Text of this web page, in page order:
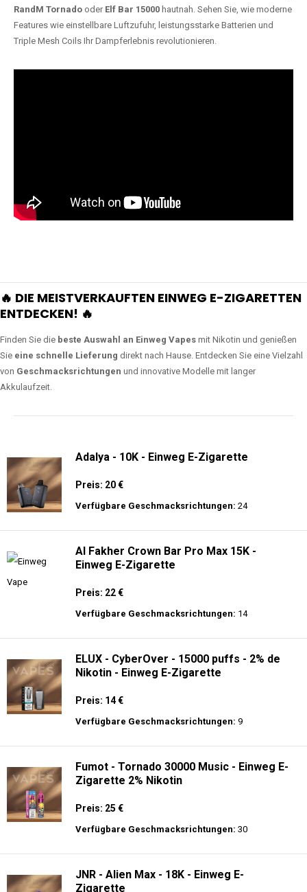
RandM Tornado oder Elf Bar 15000 hautnah. Sehen Sie, wie moderne
Features wie einstellbare Luftzufuhr, leistungsstarke Batterien und
Triple Mesh Coils Ihr Dampferlebnis revolutionieren.
🔥 DIE MEISTVERKAUFTEN EINWEG E-ZIGARETTEN
ENTDECKEN! 🔥
Finden Sie die beste Auswahl an Einweg Vapes mit Nikotin und genießen
Sie eine schnelle Lieferung direkt nach Hause. Entdecken Sie eine Vielzahl
von Geschmacksrichtungen und innovative Modelle mit langer
Akkulaufzeit.
Adalya - 10K - Einweg E-Zigarette
Preis: 20 €
Verfügbare Geschmacksrichtungen: 24
Al Fakher Crown Bar Pro Max 15K -
Einweg E-Zigarette
Preis: 22 €
Verfügbare Geschmacksrichtungen: 14
ELUX - CyberOver - 15000 puffs - 2% de
Nikotin - Einweg E-Zigarette
Preis: 14 €
Verfügbare Geschmacksrichtungen: 9
Fumot - Tornado 30000 Music - Einweg E-
Zigarette 2% Nikotin
Preis: 25 €
Verfügbare Geschmacksrichtungen: 30
JNR - Alien Max - 18K - Einweg E-
Zigarette